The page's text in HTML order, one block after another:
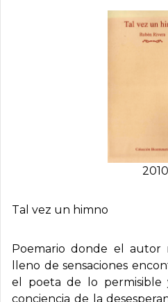
2010
Tal vez un himno
Poemario donde el autor
lleno de sensaciones
el poeta de lo permisible
conciencia de la